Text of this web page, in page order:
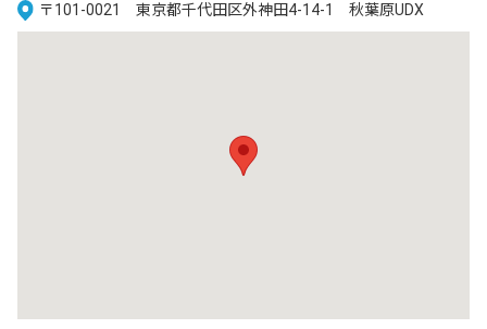
〒101-0021 東京都千代田区外神田4-14-1 秋葉原UDX